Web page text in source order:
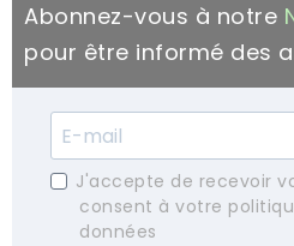
Abonnez-vous à notre
pour être informé des
J'accepte de recevoir
consent à votre
données